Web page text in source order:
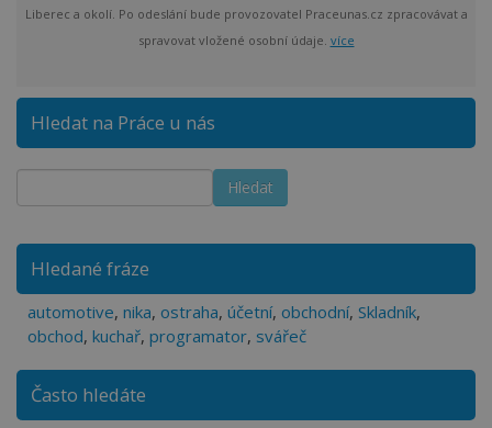
Liberec a okolí. Po odeslání bude provozovatel Praceunas.cz zpracovávat a
spravovat vložené osobní údaje. více
Hledat na Práce u nás
Hledané fráze
automotive, nika, ostraha, účetní, obchodní, Skladník,
obchod, kuchař, programator, svářeč
Často hledáte